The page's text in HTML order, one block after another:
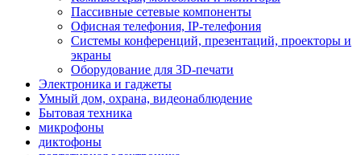
Пассивные сетевые компоненты
Офисная телефония, IP-телефония
Системы конференций, презентаций, проекторы и
экраны
Оборудование для 3D-печати
Электроника и гаджеты
Умный дом, охрана, видеонаблюдение
Бытовая техника
микрофоны
диктофоны